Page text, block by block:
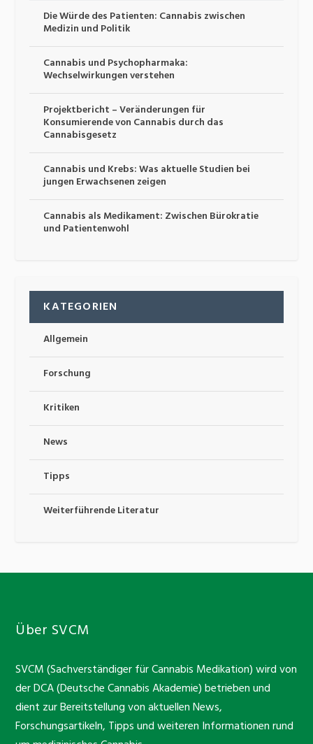
Die Würde des Patienten: Cannabis zwischen
Medizin und Politik
Cannabis und Psychopharmaka:
Wechselwirkungen verstehen
Projektbericht – Veränderungen für
Konsumierende von Cannabis durch das
Cannabisgesetz
Cannabis und Krebs: Was aktuelle Studien bei
jungen Erwachsenen zeigen
Cannabis als Medikament: Zwischen Bürokratie
und Patientenwohl
KATEGORIEN
Allgemein
Forschung
Kritiken
News
Tipps
Weiterführende Literatur
Über SVCM
SVCM (Sachverständiger für Cannabis Medikation) wird von
der DCA (Deutsche Cannabis Akademie) betrieben und
dient zur Bereitstellung von aktuellen News,
Forschungsartikeln, Tipps und weiteren Informationen rund